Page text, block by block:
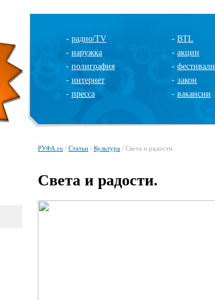
- радио/TV
- наружка
- полиграфия
- интернет
- пресса
- BTL
- акции
- фестивали
- закон
- вакансии
РУФА.ru / Статьи / Культура / Света и радости.
Света и радости.